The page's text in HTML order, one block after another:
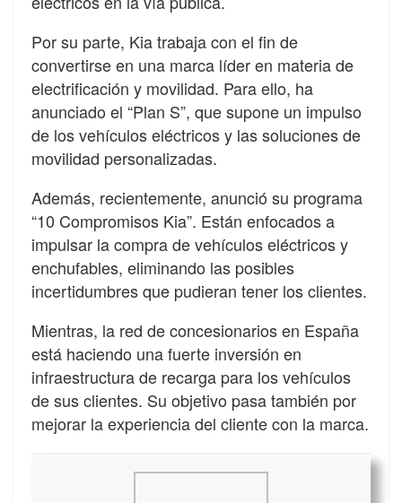
Por su parte, Kia trabaja con el fin de
convertirse en una marca líder en materia de
electrificación y movilidad. Para ello, ha
anunciado el “Plan S”, que supone un impulso
de los vehículos eléctricos y las soluciones de
movilidad personalizadas.
Además, recientemente, anunció su programa
“10 Compromisos Kia”. Están enfocados a
impulsar la compra de vehículos eléctricos y
enchufables, eliminando las posibles
incertidumbres que pudieran tener los clientes.
Mientras, la red de concesionarios en España
está haciendo una fuerte inversión en
infraestructura de recarga para los vehículos
de sus clientes. Su objetivo pasa también por
mejorar la experiencia del cliente con la marca.